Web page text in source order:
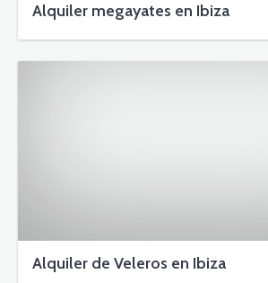
Alquiler megayates en Ibiza
Alquiler de Veleros en Ibiza